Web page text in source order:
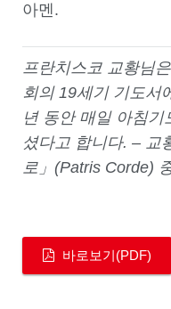
아멘.
프란치스코 교황님
회의 19세기 기도서
년 동안 매일 아침
셨다고 합니다. – 교
로」(Patris Corde)
바로보기(PDF)